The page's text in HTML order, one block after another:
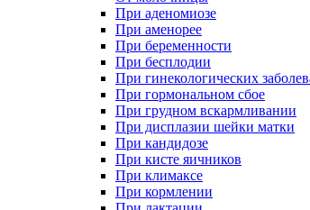
При аденомиозе
При аменорее
При беременности
При бесплодии
При гинекологических
При гормональном сбое
При грудном вскармливании
При дисплазии шейки матки
При кандидозе
При кисте яичников
При климаксе
При кормлении